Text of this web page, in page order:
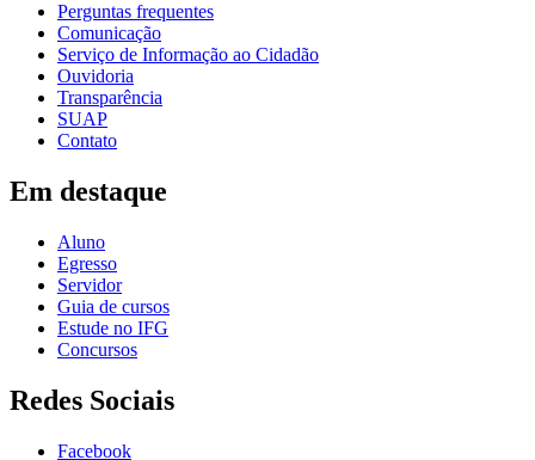
Perguntas frequentes
Comunicação
Serviço de Informação ao Cidadão
Ouvidoria
Transparência
SUAP
Contato
Em destaque
Aluno
Egresso
Servidor
Guia de cursos
Estude no IFG
Concursos
Redes Sociais
Facebook